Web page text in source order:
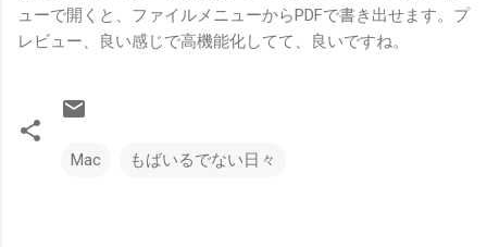
ューで開くと、ファイルメニューからPDFで書き出せます。プ
レビュー、良い感じで高機能化してて、良いですね。
Mac もばいるでない日々